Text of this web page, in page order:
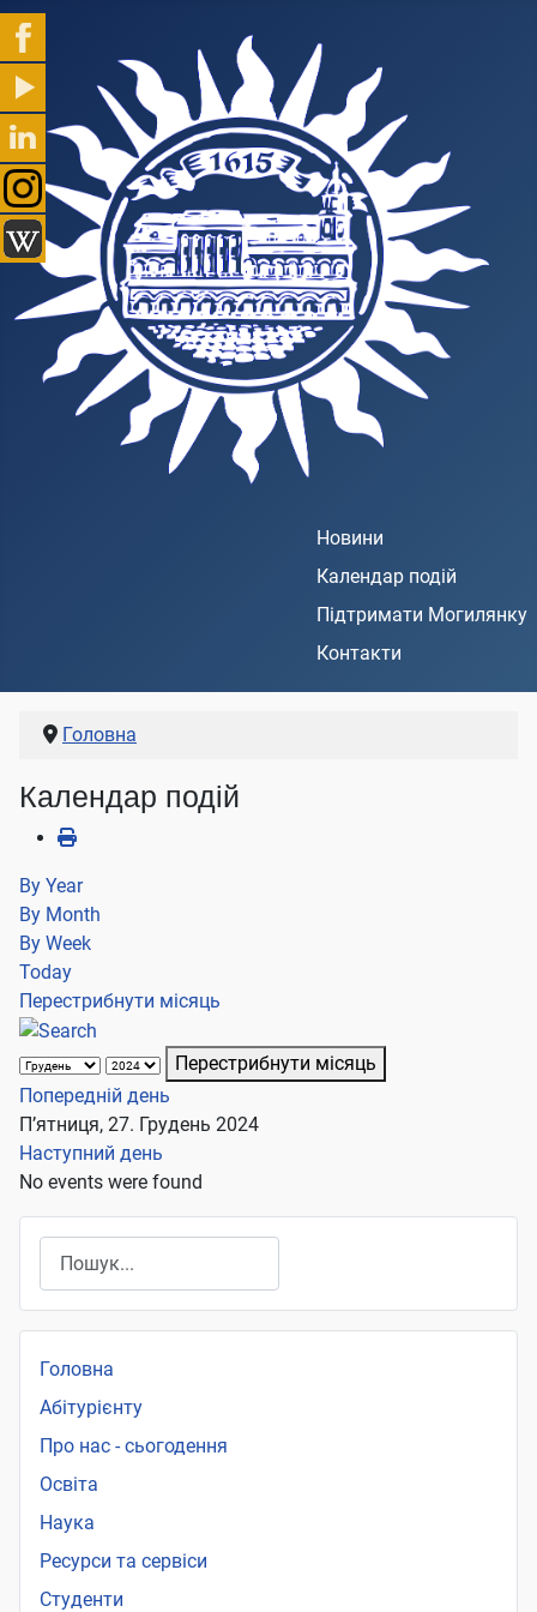
Новини
Календар подій
Підтримати Могилянку
Контакти
Головна
Календар подій
By Year
By Month
By Week
Today
Перестрибнути місяць
Перестрибнути місяць
Попередній день
П’ятниця, 27. Грудень 2024
Наступний день
No events were found
Головна
Абітурієнту
Про нас - сьогодення
Освіта
Наука
Ресурси та сервіси
Студенти